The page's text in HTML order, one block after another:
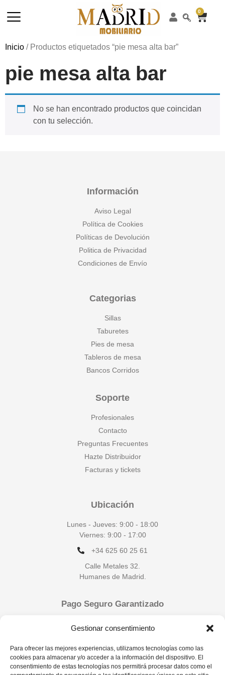
Gestionar consentimiento
Para ofrecer las mejores experiencias, utilizamos tecnologías como las
cookies para almacenar y/o acceder a la información del dispositivo. El
consentimiento de estas tecnologías nos permitirá procesar datos como el
0
Inicio / Productos etiquetados “pie mesa alta bar”
pie mesa alta bar
No se han encontrado productos que coincidan
con tu selección.
Información
Aviso Legal
Política de Cookies
Políticas de Devolución
Politica de Privacidad
Condiciones de Envío
Categorias
Sillas
Taburetes
Pies de mesa
Tableros de mesa
Bancos Corridos
Soporte
Profesionales
Contacto
Preguntas Frecuentes
Hazte Distribuidor
Facturas y tickets
Ubicación
Lunes - Jueves: 9:00 - 18:00
Viernes: 9:00 - 17:00
+34 625 60 25 61
Calle Metales 32.
Humanes de Madrid.
Pago Seguro Garantizado